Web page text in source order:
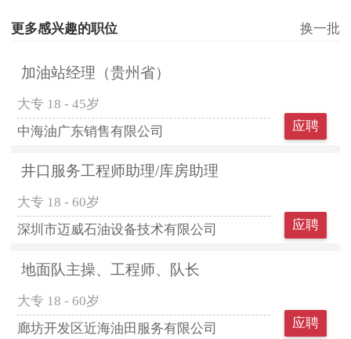
更多感兴趣的职位 换一批
加油站经理（贵州省）
大专 18 - 45岁
中海油广东销售有限公司
应聘
井口服务工程师助理/库房助理
大专 18 - 60岁
深圳市迈威石油设备技术有限公司
应聘
地面队主操、工程师、队长
大专 18 - 60岁
廊坊开发区近海油田服务有限公司
应聘